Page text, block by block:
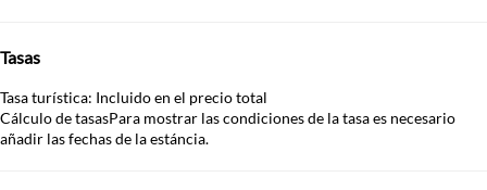
Tasas
Tasa turística: Incluido en el precio total
Cálculo de tasasPara mostrar las condiciones de la tasa es necesario
añadir las fechas de la estáncia.